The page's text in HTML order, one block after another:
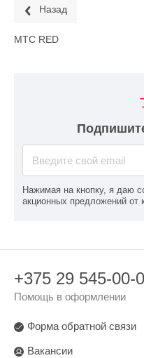
Назад
МТС RED
Нажимая на кнопку, я даю
акционных предложений от
+375 29 545-00-
Помощь в оформлении
Форма обратной связи
Вакансии